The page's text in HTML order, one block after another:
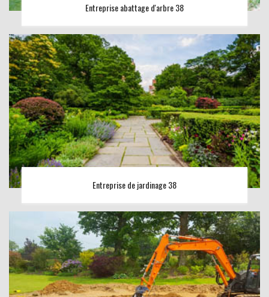
Entreprise abattage d'arbre 38
Entreprise de jardinage 38